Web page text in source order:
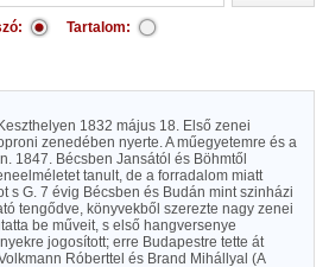
Tartalom:
1832 május 18. Első zenei
zenedében nyerte. A műegyetemre és a
1847. Bécsben Jansától és Böhmtől
tanult, de a forradalom miatt
s G. 7 évig Bécsben és Budán mint szinházi
tengődve, könyvekből szerezte nagy zenei
be műveit, s első hangversenye
jogosított; erre Budapestre tette át
Róberttel és Brand Mihállyal (A